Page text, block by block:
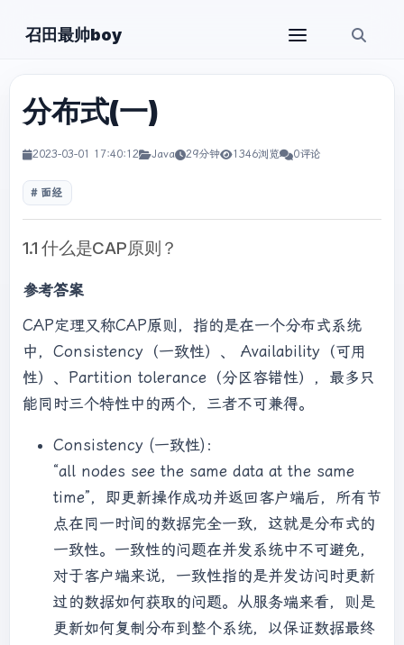
召田最帅boy
分布式(一)
2023-03-01 17:40:12 Java 29分钟 1346浏览 0评论
面经
1.1 什么是CAP原则？
参考答案
CAP定理又称CAP原则，指的是在一个分布式系统
中，Consistency（一致性）、 Availability（可用
性）、Partition tolerance（分区容错性），最多只
能同时三个特性中的两个，三者不可兼得。
Consistency (一致性)：
“all nodes see the same data at the same
time”，即更新操作成功并返回客户端后，所有节
点在同一时间的数据完全一致，这就是分布式的
一致性。一致性的问题在并发系统中不可避免，
对于客户端来说，一致性指的是并发访问时更新
过的数据如何获取的问题。从服务端来看，则是
更新如何复制分布到整个系统，以保证数据最终